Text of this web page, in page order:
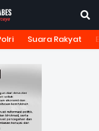
Suara Rakyat